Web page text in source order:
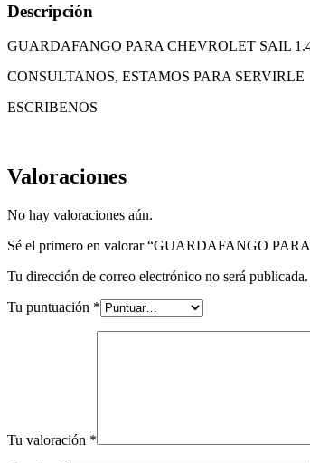
Descripción
GUARDAFANGO PARA CHEVROLET SAIL
CONSULTANOS, ESTAMOS PARA SERVIRLE
ESCRIBENOS
Valoraciones
No hay valoraciones aún.
Sé el primero en valorar “GUARDAFANGO
Tu dirección de correo electrónico no será publicada.
Tu puntuación *
Tu valoración *